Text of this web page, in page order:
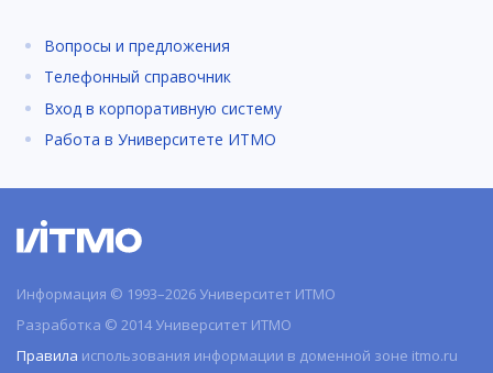
Вопросы и предложения
Телефонный справочник
Вход в корпоративную систему
Работа в Университете ИТМО
Информация © 1993–2026 Университет ИТМО
Разработка © 2014 Университет ИТМО
Правила использования информации в доменной зоне itmo.ru